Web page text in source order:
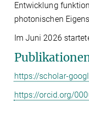
Entwicklung
photonischen
Im Juni 2026
https://scholar-
https://orcid.org/